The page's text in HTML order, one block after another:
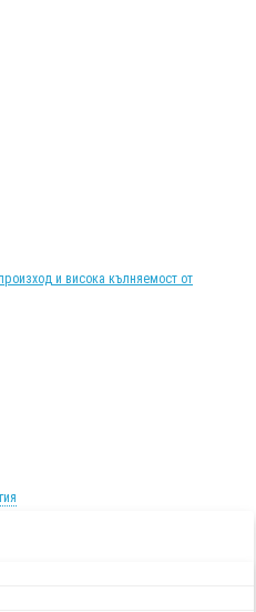
и висока кълняемост от